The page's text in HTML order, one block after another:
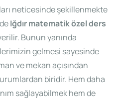
neticesinde şekillenmekte
Iğdır matematik özel ders
Bunun yanında
gelmesi sayesinde
ve mekan açısından
biridir. Hem daha
sağlayabilmek hem de